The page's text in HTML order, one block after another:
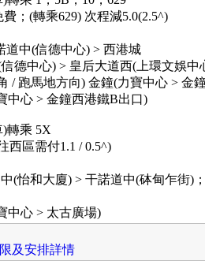
；(轉乘629) 次程減5.0(2.5^)
道中(信德中心) > 西港城
德中心) > 皇后大道西(上環文娛中
/ 跑馬地方向) 金鐘(力寶中心 > 金
中心 > 金鐘西港鐵B出口)
轉乘 5X
西區需付1.1 / 0.5^)
(怡和大廈) > 干諾道中(砵甸乍街)
中心 > 太古廣場)
及安排詳情